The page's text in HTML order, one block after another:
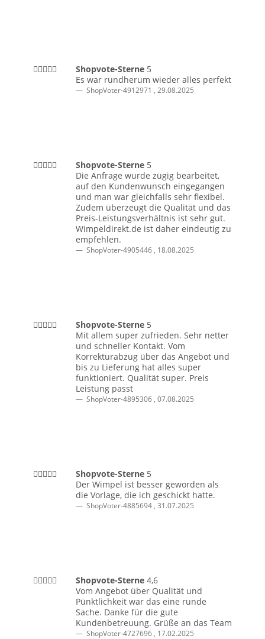
Shopvote-Sterne 5
Es war rundherum wieder alles perfekt
ShopVoter-4912971 , 29.08.2025
Shopvote-Sterne 5
Die Anfrage wurde zügig bearbeitet,
auf den Kundenwunsch eingegangen
und man war gleichfalls sehr flexibel.
Zudem überzeugt die Qualität und das
Preis-Leistungsverhältnis ist sehr gut.
Wimpeldirekt.de ist daher eindeutig zu
empfehlen.
ShopVoter-4905446 , 18.08.2025
Shopvote-Sterne 5
Mit allem super zufrieden. Sehr netter
und schneller Kontakt. Vom
Korrekturabzug über das Angebot und
bis zu Lieferung hat alles super
funktioniert. Qualität super. Preis
Leistung passt
ShopVoter-4895306 , 07.08.2025
Shopvote-Sterne 5
Der Wimpel ist besser geworden als
die Vorlage, die ich geschickt hatte.
ShopVoter-4885694 , 31.07.2025
Shopvote-Sterne 4,6
Vom Angebot über Qualität und
Pünktlichkeit war das eine runde
Sache. Danke für die gute
Kundenbetreuung. Grüße an das Team
ShopVoter-4727696 , 17.02.2025